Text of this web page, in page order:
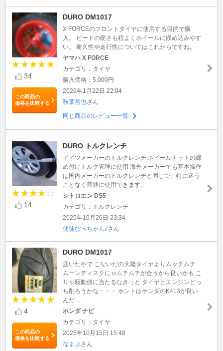
34
この商品の
価格を比較する
DURO DM1017
X FORCEのフロントタイヤに使用する目的で購
入。 ビードの硬さも程よくホイールに嵌め込みやす
い。 耐久性や走行性についてはこれからですね。
ヤマハ X FORCE
カテゴリ：タイヤ
購入価格：5,000円
2026年1月22日 22:04
秋葉哲也さん
同じ商品のレビュー一覧
14
DURO トルクレンチ
ドイツメーカーのトルクレンチ ホイールナットの締
め付けトルク管理に使用 海外メーカーでも基本操作
は国内メーカーのトルクレンチと同じで、特に迷う
ことなく普通に使用できます。
シトロエン DS5
カテゴリ：トルクレンチ
2025年10月26日 23:34
使徒ぴっちゃん♪さん
4
この商品の
価格を比較する
DURO DM1017
届いたやで こないだの大陸タイヤよりムッチムチ
ムーンディスクにゃムチムチが合うから良いかも こ
りゃ駆動側に当たるなきっと タイヤとエンジンどっ
ち削ろうかな・・・ ホントはケンダのK413が良い
んだ ...
ホンダ ナビ
カテゴリ：タイヤ
2025年10月15日 15:48
なまぶさん